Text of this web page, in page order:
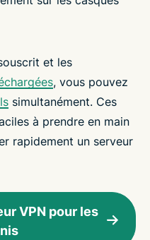
et les
, vous pouvez
simultanément. Ces
à prendre en main
rapidement un serveur
VPN pour les